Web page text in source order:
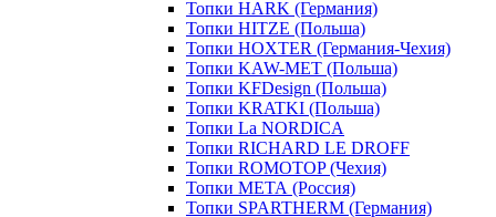
Топки HARK (Германия)
Топки HITZE (Польша)
Топки HOXTER (Германия-Чехия)
Топки KAW-MET (Польша)
Топки KFDesign (Польша)
Топки KRATKI (Польша)
Топки La NORDICA
Топки RICHARD LE DROFF
Топки ROMOTOP (Чехия)
Топки МЕТА (Россия)
Топки SPARTHERM (Германия)